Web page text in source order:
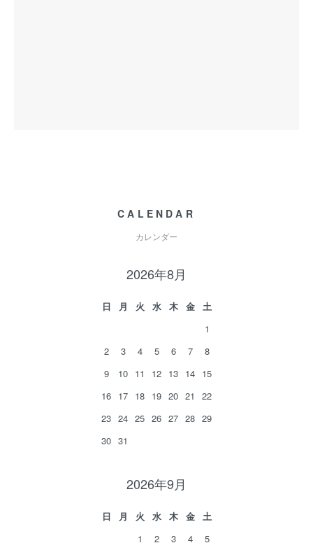
CALENDAR
カレンダー
2026年8月
日 月 火 水 木 金
土
1
2
3 4 5 6 7
8
9
10 11 12 13 14 15
16 17 18 19 20 21
22
23 24 25 26 27 28 29
30 31
2026年9月
日 月 火 水 木 金
土
1
2 3 4
5